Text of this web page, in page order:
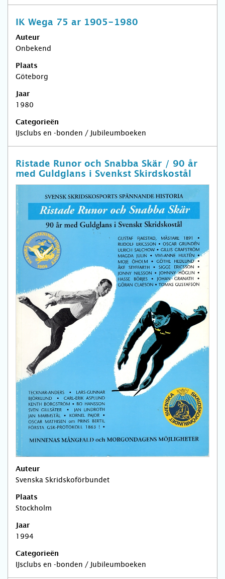
IK Wega 75 ar 1905-1980
Auteur
Onbekend
Plaats
Göteborg
Jaar
1980
Categorieën
IJsclubs en -bonden / Jubileumboeken
Ristade Runor och Snabba Skär / 90 år
med Guldglans i Svenkst Skirdskostål
Auteur
Svenska Skridskoförbundet
Plaats
Stockholm
Jaar
1994
Categorieën
IJsclubs en -bonden / Jubileumboeken